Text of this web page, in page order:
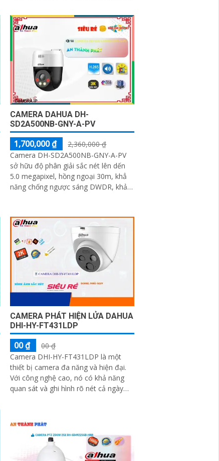
chính xác người và phương tiện, cảnh
báo tức thì bằng đèn nháy và còi hú
CAMERA DAHUA DH-
SD2A500NB-GNY-A-PV
1,700,000 ₫
2,360,000 ₫
Camera DH-SD2A500NB-GNY-A-PV
sở hữu độ phân giải sắc nét lên dến
5.0 megapixel, hồng ngoại 30m, khẳ
năng chống ngược sáng DWDR, khả
lượng
CAMERA PHÁT HIỆN LỬA DAHUA
DHI-HY-FT431LDP
00 ₫
00 ₫
Camera DHI-HY-FT431LDP là một
thiết bị camera đa năng và hiện đại.
Với công nghệ cao, nó có khả năng
quan sát và ghi hình rõ nét cả ngày